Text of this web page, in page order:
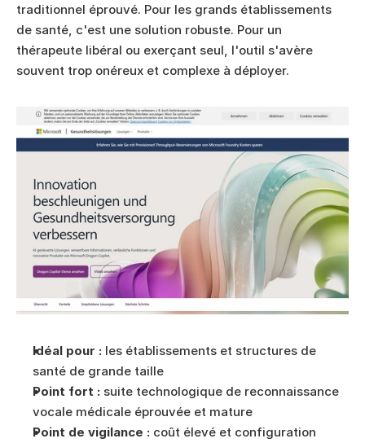
traditionnel éprouvé. Pour les grands établissements
de santé, c'est une solution robuste. Pour un
thérapeute libéral ou exerçant seul, l'outil s'avère
souvent trop onéreux et complexe à déployer.
Idéal pour : les établissements et structures de
santé de grande taille
Point fort : suite technologique de reconnaissance
vocale médicale éprouvée et mature
Point de vigilance : coût élevé et configuration